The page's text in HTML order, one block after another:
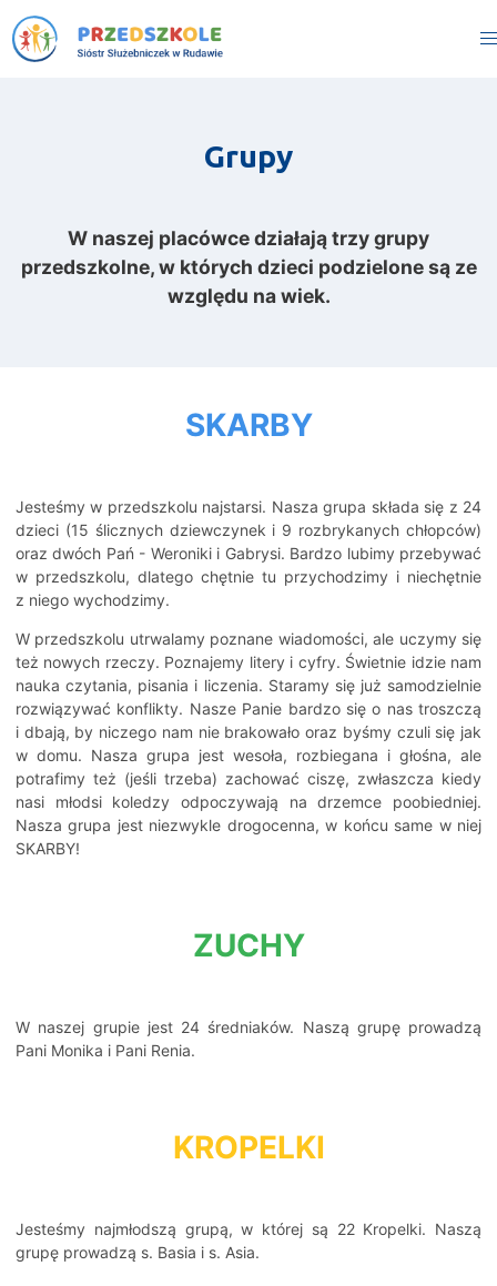
Grupy
W naszej placówce działają trzy grupy
przedszkolne, w których dzieci podzielone są ze
względu na wiek.
SKARBY
Jesteśmy w przedszkolu najstarsi. Nasza grupa składa się z 24
dzieci (15 ślicznych dziewczynek i 9 rozbrykanych chłopców)
oraz dwóch Pań - Weroniki i Gabrysi. Bardzo lubimy przebywać
w przedszkolu, dlatego chętnie tu przychodzimy i niechętnie
z niego wychodzimy.
W przedszkolu utrwalamy poznane wiadomości, ale uczymy się
też nowych rzeczy. Poznajemy litery i cyfry. Świetnie idzie nam
nauka czytania, pisania i liczenia. Staramy się już samodzielnie
rozwiązywać konflikty. Nasze Panie bardzo się o nas troszczą
i dbają, by niczego nam nie brakowało oraz byśmy czuli się jak
w domu. Nasza grupa jest wesoła, rozbiegana i głośna, ale
potrafimy też (jeśli trzeba) zachować ciszę, zwłaszcza kiedy
nasi młodsi koledzy odpoczywają na drzemce poobiedniej.
Nasza grupa jest niezwykle drogocenna, w końcu same w niej
SKARBY!
ZUCHY
W naszej grupie jest 24 średniaków. Naszą grupę prowadzą
Pani Monika i Pani Renia.
KROPELKI
J esteśmy najmłodszą grupą, w której są 22 Kropelki. Naszą
grupę prowadzą s. Basia i s. Asia.